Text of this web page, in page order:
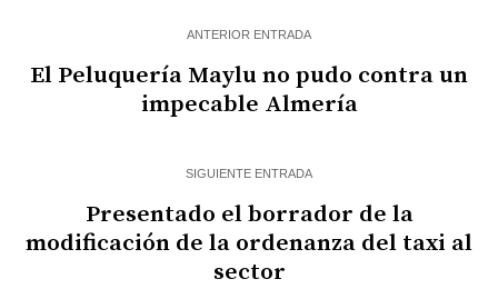
ANTERIOR ENTRADA
El Peluquería Maylu no pudo contra un
impecable Almería
SIGUIENTE ENTRADA
Presentado el borrador de la
modificación de la ordenanza del taxi al
sector